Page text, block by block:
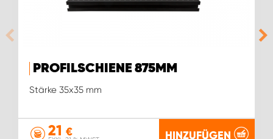
PROFILSCHIENE 875MM
Stärke 35x35 mm
21 € HINZUFÜGEN